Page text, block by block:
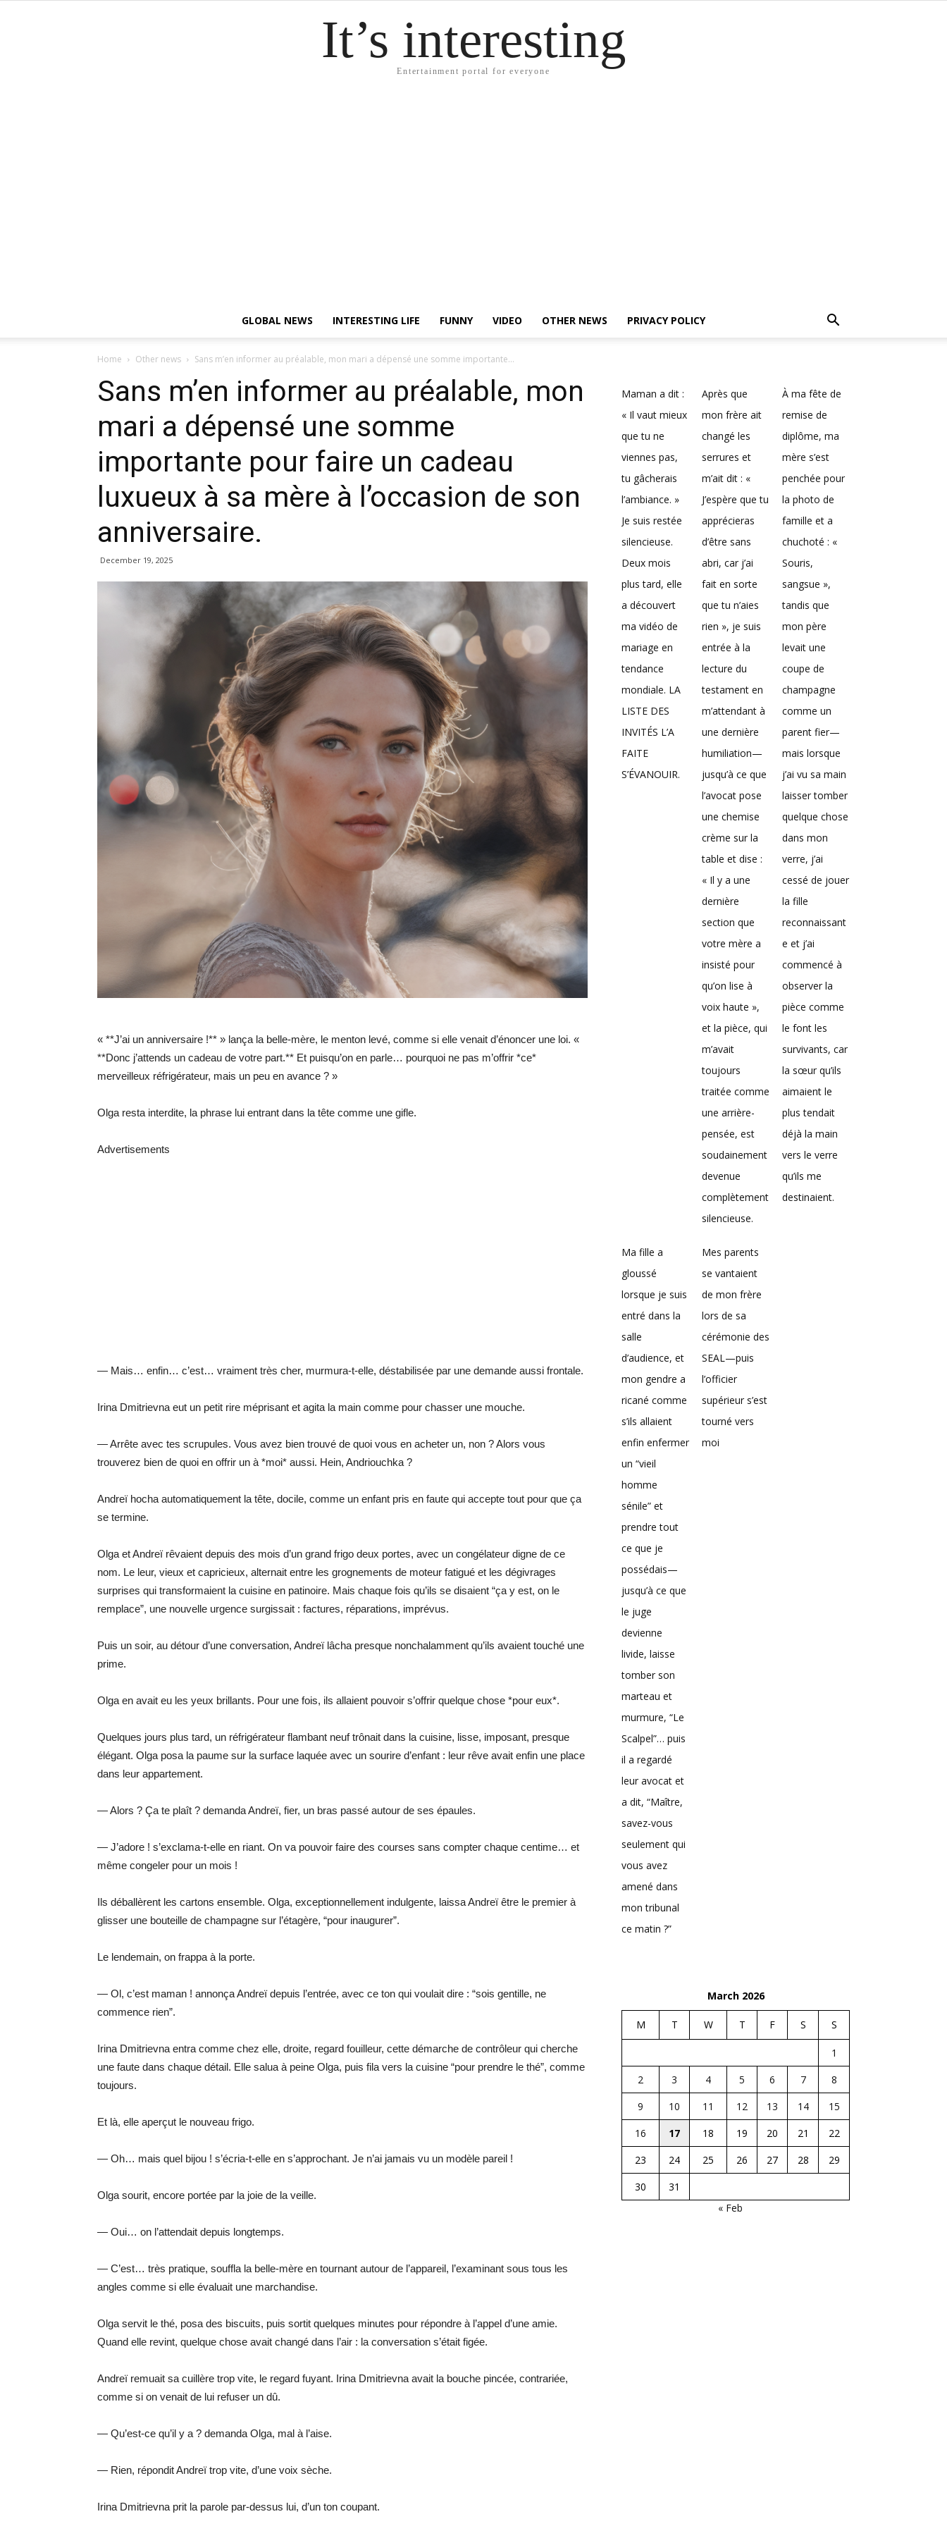
It’s interesting
Entertainment portal for everyone
GLOBAL NEWS INTERESTING LIFE FUNNY VIDEO OTHER NEWS PRIVACY POLICY
Home Other news Sans m’en informer au préalable, mon mari a dépensé une somme importante...
Sans m’en informer au préalable, mon
mari a dépensé une somme
importante pour faire un cadeau
luxueux à sa mère à l’occasion de son
anniversaire.
December 19, 2025
« **J’ai un anniversaire !** » lança la belle-mère, le menton levé, comme si elle venait d’énoncer une loi. «
**Donc j’attends un cadeau de votre part.** Et puisqu’on en parle… pourquoi ne pas m’offrir *ce*
merveilleux réfrigérateur, mais un peu en avance ? »
Olga resta interdite, la phrase lui entrant dans la tête comme une gifle.
Advertisements
— Mais… enfin… c’est… vraiment très cher, murmura-t-elle, déstabilisée par une demande aussi frontale.
Irina Dmitrievna eut un petit rire méprisant et agita la main comme pour chasser une mouche.
— Arrête avec tes scrupules. Vous avez bien trouvé de quoi vous en acheter un, non ? Alors vous
trouverez bien de quoi en offrir un à *moi* aussi. Hein, Andriouchka ?
Andreï hocha automatiquement la tête, docile, comme un enfant pris en faute qui accepte tout pour que ça
se termine.
Olga et Andreï rêvaient depuis des mois d’un grand frigo deux portes, avec un congélateur digne de ce
nom. Le leur, vieux et capricieux, alternait entre les grognements de moteur fatigué et les dégivrages
surprises qui transformaient la cuisine en patinoire. Mais chaque fois qu’ils se disaient “ça y est, on le
remplace”, une nouvelle urgence surgissait : factures, réparations, imprévus.
Puis un soir, au détour d’une conversation, Andreï lâcha presque nonchalamment qu’ils avaient touché une
prime.
Olga en avait eu les yeux brillants. Pour une fois, ils allaient pouvoir s’offrir quelque chose *pour eux*.
Quelques jours plus tard, un réfrigérateur flambant neuf trônait dans la cuisine, lisse, imposant, presque
élégant. Olga posa la paume sur la surface laquée avec un sourire d’enfant : leur rêve avait enfin une place
dans leur appartement.
— Alors ? Ça te plaît ? demanda Andreï, fier, un bras passé autour de ses épaules.
— J’adore ! s’exclama-t-elle en riant. On va pouvoir faire des courses sans compter chaque centime… et
même congeler pour un mois !
Ils déballèrent les cartons ensemble. Olga, exceptionnellement indulgente, laissa Andreï être le premier à
glisser une bouteille de champagne sur l’étagère, “pour inaugurer”.
Le lendemain, on frappa à la porte.
— Ol, c’est maman ! annonça Andreï depuis l’entrée, avec ce ton qui voulait dire : “sois gentille, ne
commence rien”.
Irina Dmitrievna entra comme chez elle, droite, regard fouilleur, cette démarche de contrôleur qui cherche
une faute dans chaque détail. Elle salua à peine Olga, puis fila vers la cuisine “pour prendre le thé”, comme
toujours.
Et là, elle aperçut le nouveau frigo.
— Oh… mais quel bijou ! s’écria-t-elle en s’approchant. Je n’ai jamais vu un modèle pareil !
Olga sourit, encore portée par la joie de la veille.
— Oui… on l’attendait depuis longtemps.
— C’est… très pratique, souffla la belle-mère en tournant autour de l’appareil, l’examinant sous tous les
angles comme si elle évaluait une marchandise.
Olga servit le thé, posa des biscuits, puis sortit quelques minutes pour répondre à l’appel d’une amie.
Quand elle revint, quelque chose avait changé dans l’air : la conversation s’était figée.
Andreï remuait sa cuillère trop vite, le regard fuyant. Irina Dmitrievna avait la bouche pincée, contrariée,
comme si on venait de lui refuser un dû.
— Qu’est-ce qu’il y a ? demanda Olga, mal à l’aise.
— Rien, répondit Andreï trop vite, d’une voix sèche.
Irina Dmitrievna prit la parole par-dessus lui, d’un ton coupant.
Maman a dit :
« Il vaut mieux
que tu ne
viennes pas,
tu gâcherais
l’ambiance. »
Je suis restée
silencieuse.
Deux mois
plus tard, elle
a découvert
ma vidéo de
mariage en
tendance
mondiale. LA
LISTE DES
INVITÉS L’A
FAITE
S’ÉVANOUIR.
Après que
mon frère ait
changé les
serrures et
m’ait dit : «
J’espère que tu
apprécieras
d’être sans
abri, car j’ai
fait en sorte
que tu n’aies
rien », je suis
entrée à la
lecture du
testament en
m’attendant à
une dernière
humiliation—
jusqu’à ce que
l’avocat pose
une chemise
crème sur la
table et dise :
« Il y a une
dernière
section que
votre mère a
insisté pour
qu’on lise à
voix haute »,
et la pièce, qui
m’avait
toujours
traitée comme
une arrière-
pensée, est
soudainement
devenue
complètement
silencieuse.
À ma fête de
remise de
diplôme, ma
mère s’est
penchée pour
la photo de
famille et a
chuchoté : «
Souris,
sangsue »,
tandis que
mon père
levait une
coupe de
champagne
comme un
parent fier—
mais lorsque
j’ai vu sa main
laisser tomber
quelque chose
dans mon
verre, j’ai
cessé de jouer
la fille
reconnaissant
e et j’ai
commencé à
observer la
pièce comme
le font les
survivants, car
la sœur qu’ils
aimaient le
plus tendait
déjà la main
vers le verre
qu’ils me
destinaient.
Ma fille a
gloussé
lorsque je suis
entré dans la
salle
d’audience, et
mon gendre a
ricané comme
s’ils allaient
enfin enfermer
un “vieil
homme
sénile” et
prendre tout
ce que je
possédais—
jusqu’à ce que
le juge
devienne
livide, laisse
tomber son
marteau et
murmure, “Le
Scalpel”… puis
il a regardé
leur avocat et
a dit, “Maître,
savez-vous
seulement qui
vous avez
amené dans
mon tribunal
ce matin ?”
Mes parents
se vantaient
de mon frère
lors de sa
cérémonie des
SEAL—puis
l’officier
supérieur s’est
tourné vers
moi
March 2026
M T W T F S S
1
2
3 4 5 6 7
8
9
10 11 12 13 14
15
16
17 18 19 20 21
22
23
24 25 26 27 28
29
30
31
« Feb